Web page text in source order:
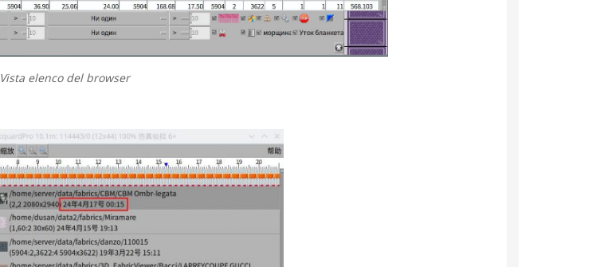
Vista elenco del browser